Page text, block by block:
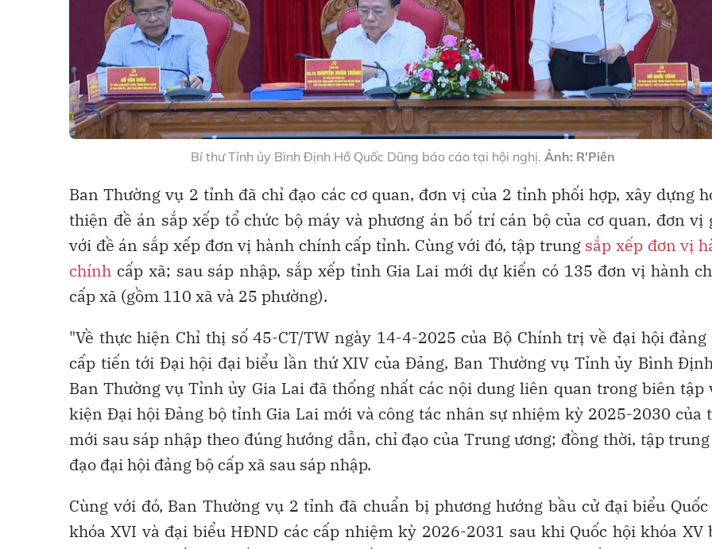
Bí thư Tỉnh ủy Bình Định Hồ Quốc Dũng báo cáo tại hội nghị. Ảnh: R'Piên
Ban Thường vụ 2 tỉnh đã chỉ đạo các cơ quan, đơn vị của 2 tỉnh phối hợp, xây dựng
thiện đề án sắp xếp tổ chức bộ máy và phương án bố trí cán bộ của cơ quan, đơn vị
với đề án sắp xếp đơn vị hành chính cấp tỉnh. Cùng với đó, tập trung sắp xếp đơn vị
chính cấp xã; sau sáp nhập, sắp xếp tỉnh Gia Lai mới dự kiến có 135 đơn vị hành
cấp xã (gồm 110 xã và 25 phường).
"Về thực hiện Chỉ thị số 45-CT/TW ngày 14-4-2025 của Bộ Chính trị về đại hội đảng
cấp tiến tới Đại hội đại biểu lần thứ XIV của Đảng, Ban Thường vụ Tỉnh ủy Bình
Ban Thường vụ Tỉnh ủy Gia Lai đã thống nhất các nội dung liên quan trong biên tập
kiện Đại hội Đảng bộ tỉnh Gia Lai mới và công tác nhân sự nhiệm kỳ 2025-2030 của
mới sau sáp nhập theo đúng hướng dẫn, chỉ đạo của Trung ương; đồng thời, tập
đạo đại hội đảng bộ cấp xã sau sáp nhập.
Cùng với đó, Ban Thường vụ 2 tỉnh đã chuẩn bị phương hướng bầu cử đại biểu
khóa XVI và đại biểu HĐND các cấp nhiệm kỳ 2026-2031 sau khi Quốc hội khóa XV